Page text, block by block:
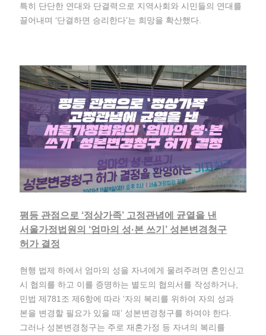
특히 단단한 연대와 단결력으로 지역사회와 시민들의 연대를
끌어내며 ‘단결하면 승리한다’는 희망을 확산했다.
평등 관점으로 ‘정상가족’ 고정관념에 균열을 낸
서울가정법원의 ‘엄마의 성·본 쓰기’ 성본변경청구
허가 결정
현행 법제 하에서 엄마의 성을 자녀에게 물려주려면 혼인신고
시 협의를 하고 이를 증명하는 별도의 협의서를 작성하거나,
민법 제781조 제6항에 따라 ‘자의 복리를 위하여 자의 성과
본을 변경할 필요가 있을 때’ 성본변경청구를 하여야 한다.
그러나 성본변경청구는 주로 재혼가정 등 자녀의 복리를